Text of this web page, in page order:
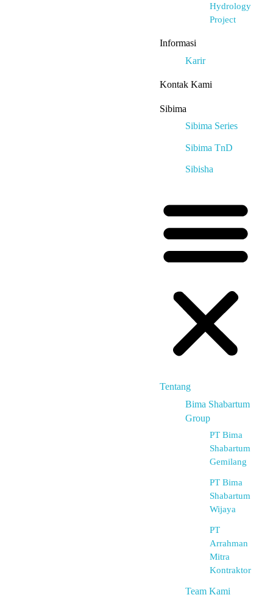
Hydrology
Project
Informasi
Karir
Kontak Kami
Sibima
Sibima Series
Sibima TnD
Sibisha
Tentang
Bima Shabartum
Group
PT Bima
Shabartum
Gemilang
PT Bima
Shabartum
Wijaya
PT
Arrahman
Mitra
Kontraktor
Team Kami